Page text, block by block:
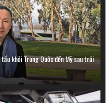
khỏi Trung Quốc đến Mỹ sau trải